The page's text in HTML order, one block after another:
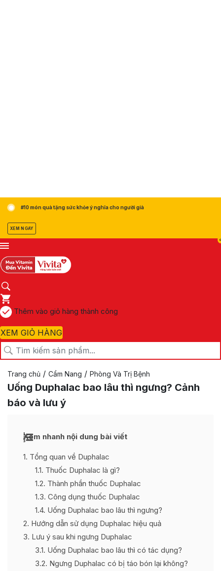
#10 món quà tặng sức khỏe ý nghĩa cho người già
XEM NGAY
0
Thêm vào giỏ hàng thành công
XEM GIỎ HÀNG
Trang chủ / Cẩm Nang / Phòng Và Trị Bệnh
Uống Duphalac bao lâu thì ngưng? Cảnh
báo và lưu ý
Xem nhanh nội dung bài viết
1 Tổng quan về Duphalac
1.1 Thuốc Duphalac là gì?
1.2 Thành phần thuốc Duphalac
1.3 Công dụng thuốc Duphalac
1.4 Uống Duphalac bao lâu thì ngưng?
2 Hướng dẫn sử dụng Duphalac hiệu quả
3 Lưu ý sau khi ngưng Duphalac
3.1 Uống Duphalac bao lâu thì có tác dụng?
3.2 Ngưng Duphalac có bị táo bón lại không?